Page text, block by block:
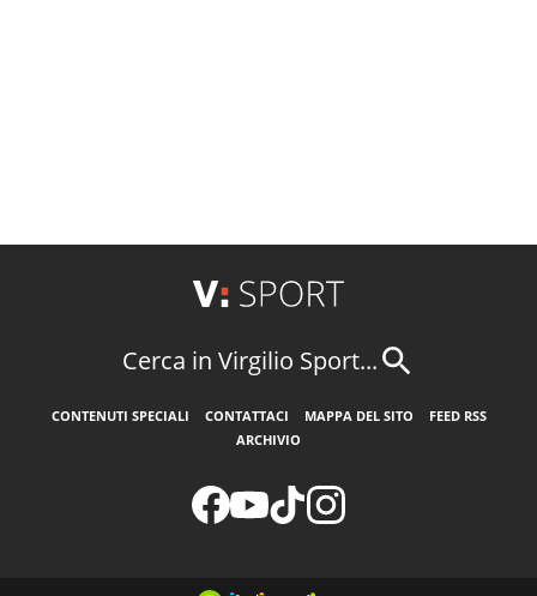
Cerca in Virgilio Sport...
CONTENUTI SPECIALI CONTATTACI MAPPA DEL SITO
FEED RSS
ARCHIVIO